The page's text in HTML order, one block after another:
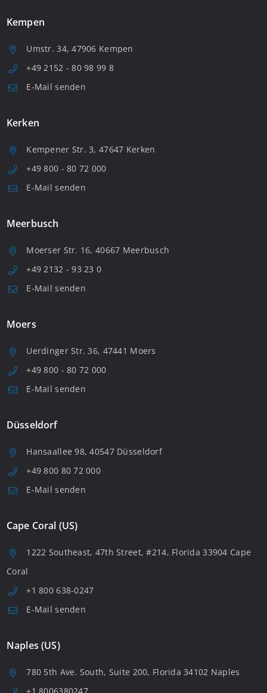
Kempen
Umstr. 34, 47906 Kempen
+49 2152 - 80 98 99 8
E-Mail senden
Kerken
Kempener Str. 3, 47647 Kerken
+49 800 - 80 72 000
E-Mail senden
Meerbusch
Moerser Str. 16, 40667 Meerbusch
+49 2132 - 93 23 0
E-Mail senden
Moers
Uerdinger Str. 36, 47441 Moers
+49 800 - 80 72 000
E-Mail senden
Düsseldorf
Hansaallee 98, 40547 Düsseldorf
+49 800 80 72 000
E-Mail senden
Cape Coral (US)
1222 Southeast, 47th Street, #214, Florida 33904 Cape
Coral
+1 800 638-0247
E-Mail senden
Naples (US)
780 5th Ave. South, Suite 200, Florida 34102 Naples
+1 8006380247